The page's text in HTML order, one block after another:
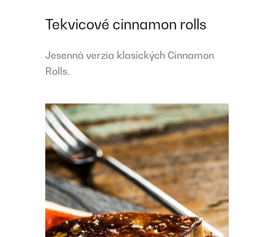
Tekvicové cinnamon rolls
Jesenná verzia klasických Cinnamon
Rolls.